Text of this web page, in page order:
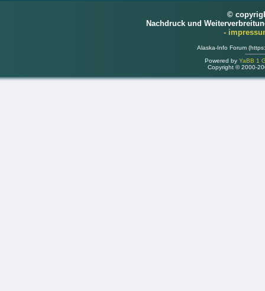
©
Nachdruck und
-
Alaska-Info Forum
Powered by YaBB 1
Copyright © 2000-